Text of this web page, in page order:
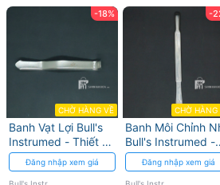
-18%
CHỜ HÀNG VỀ
Banh Vạt Lợi Bull's
Instrumed - Thiết Kế
Tối ƯuĐăng nhập xem giá
-
CHỜ HÀNG
Banh Môi Chỉnh
Bull's Instrumed -
Thép Không Gỉ
Đăng nhập xem giá